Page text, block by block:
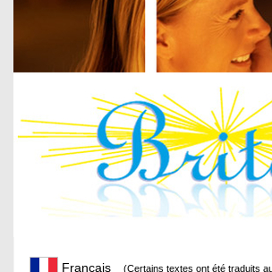
Français (Certains textes ont été traduits